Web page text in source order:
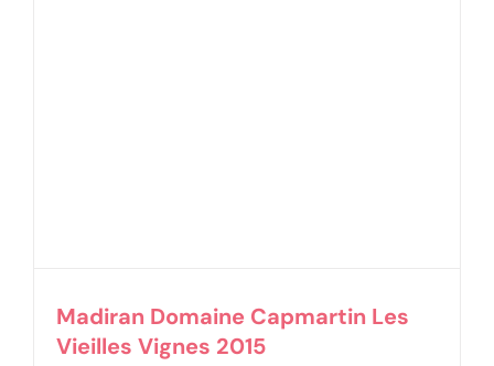
Madiran Domaine Capmartin Les
Vieilles Vignes 2015